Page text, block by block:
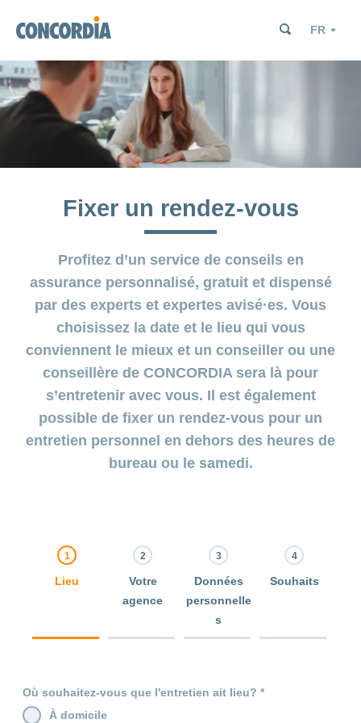
Langue
Chercher
Chercher
Chercher
Chercher
Chercher
Fixer un rendez-vous
Profitez d’un service de conseils en
assurance personnalisé, gratuit et dispensé
par des experts et expertes avisé·es. Vous
choisissez la date et le lieu qui vous
conviennent le mieux et un conseiller ou une
conseillère de CONCORDIA sera là pour
s’entretenir avec vous. Il est également
possible de fixer un rendez-vous pour un
entretien personnel en dehors des heures de
bureau ou le samedi.
Lieu
Votre
agence
Données
personnelle
s
Souhaits
Où souhaitez-vous que l'entretien ait lieu?
À domicile